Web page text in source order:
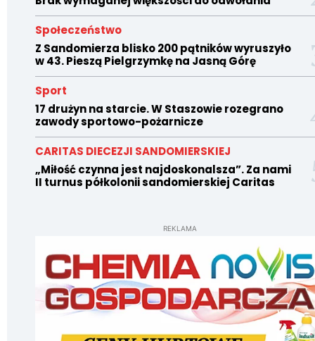
Społeczeństwo
Z Sandomierza blisko 200 pątników wyruszyło
w 43. Pieszą Pielgrzymkę na Jasną Górę
Sport
17 drużyn na starcie. W Staszowie rozegrano
zawody sportowo-pożarnicze
CARITAS DIECEZJI SANDOMIERSKIEJ
„Miłość czynna jest najdoskonalsza”. Za nami
II turnus półkolonii sandomierskiej Caritas
REKLAMA